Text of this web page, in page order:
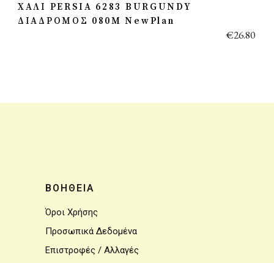
ΧΑΛΙ PERSIA 6283 BURGUNDY
ΔΙΑΔΡΟΜΟΣ 080M NewPlan
€26.80
ΒΟΗΘΕΙΑ
Όροι Χρήσης
Προσωπικά Δεδομένα
Επιστροφές / Αλλαγές